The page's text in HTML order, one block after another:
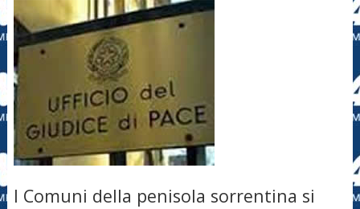
I Comuni della penisola sorrentina si